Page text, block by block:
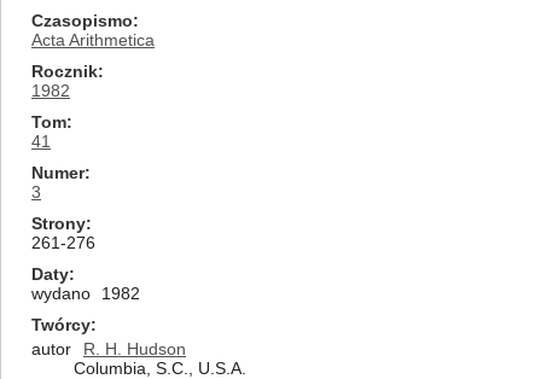
Czasopismo
Acta Arithmetica
Rocznik
1982
Tom
41
Numer
3
Strony
261-276
Daty
wydano
1982
Twórcy
autor
R. H. Hudson
Columbia, S.C., U.S.A.